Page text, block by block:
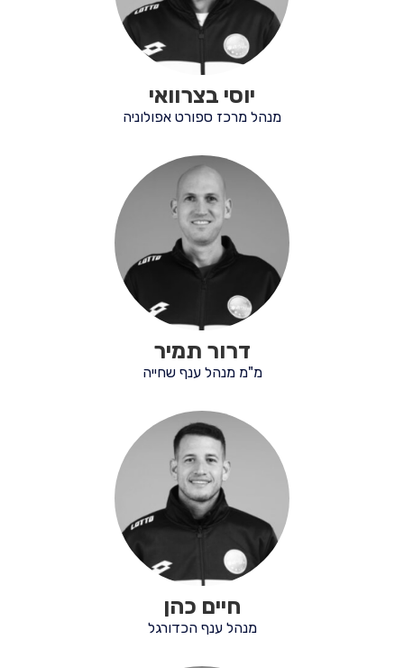
יוסי בצרוואי
מנהל מרכז ספורט אפולוניה
דרור תמיר
מ"מ מנהל ענף שחייה
חיים כהן
מנהל ענף הכדורגל